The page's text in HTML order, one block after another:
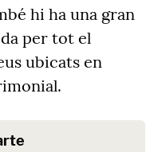
hi ha una gran
per tot el
ubicats en